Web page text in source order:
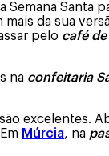
da sua
pelo café
na confeitaria
excelentes.
Múrcia, na